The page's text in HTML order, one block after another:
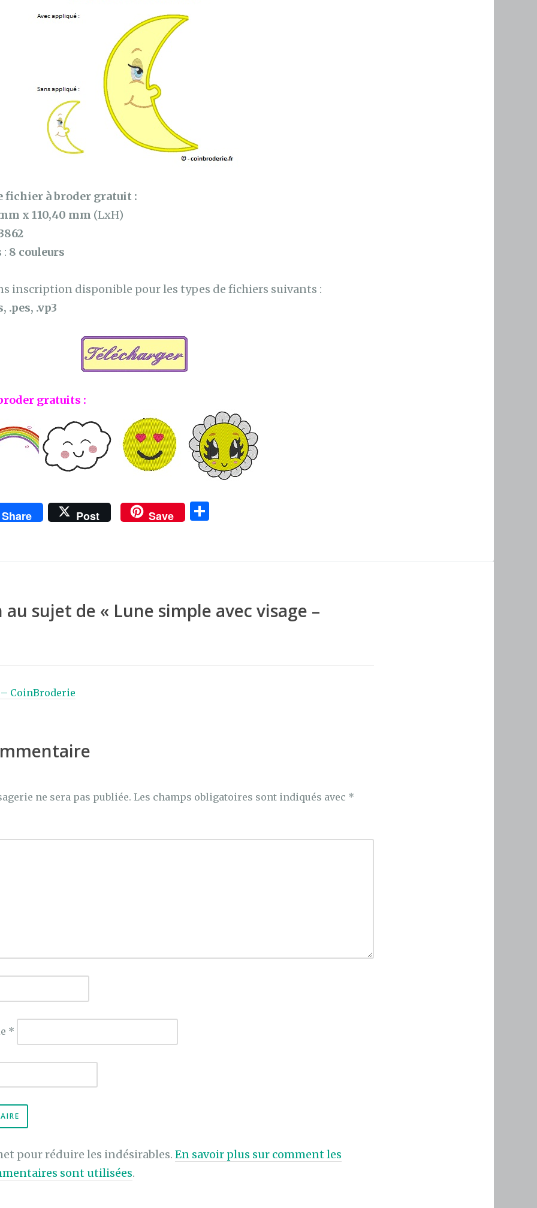
à broder gratuit :
x 110,40 mm (LxH)
: 8 couleurs
inscription disponible pour les types de fichiers suivants :
.pes, .vp3
gratuits :
Share Post Save
sujet de « Lune simple avec visage –
CoinBroderie
ne sera pas publiée. Les champs obligatoires sont indiqués avec *
*
pour réduire les indésirables. En savoir plus sur comment les
sont utilisées.